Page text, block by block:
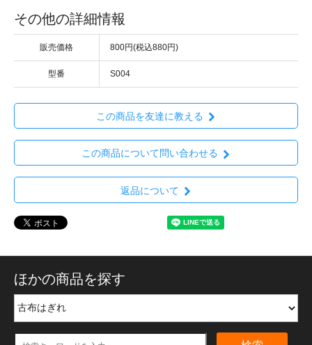
その他の詳細情報
販売価格 800円(税込880円)
型番 S004
この商品を友達に教える
この商品について問い合わせる
返品について
ほかの商品を探す